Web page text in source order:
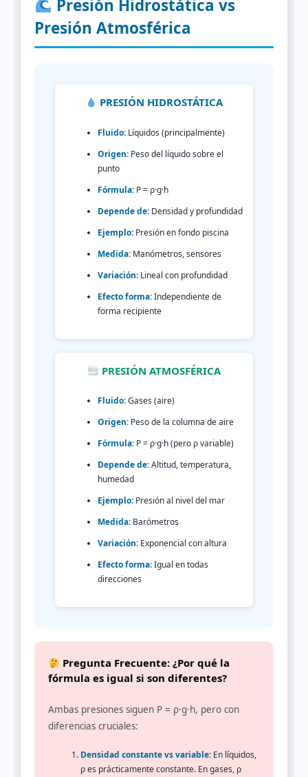
Presión Hidrostática vs
Presión Atmosférica
PRESIÓN HIDROSTÁTICA
Fluido: Líquidos (principalmente)
Origen: Peso del líquido sobre el
punto
Fórmula: P = ρ·g·h
Depende de: Densidad y profundidad
Ejemplo: Presión en fondo piscina
Medida: Manómetros, sensores
Variación: Lineal con profundidad
Efecto forma:Independiente de
forma recipiente
PRESIÓN ATMOSFÉRICA
Fluido:Gases (aire)
Origen: Peso de la columna de aire
Fórmula: P = ρ·g·h (pero ρ variable)
Depende de:Altitud, temperatura,
humedad
Ejemplo: Presión al nivel del mar
Medida: Barómetros
Variación: Exponencial con altura
Efecto forma:Igual en todas
direcciones
Pregunta Frecuente: ¿Por qué la
fórmula es igual si son diferentes?
Ambas presiones siguen P = ρ·g·h, pero con
diferencias cruciales:
Densidad constante vs variable: En líquidos,
ρ es prácticamente constante. En gases, ρ